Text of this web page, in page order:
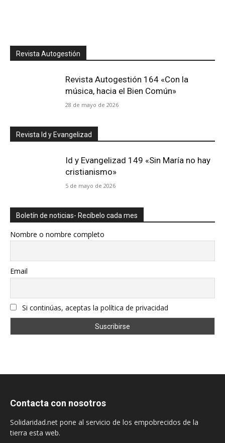
Revista Autogestión
Revista Autogestión 164 «Con la
música, hacia el Bien Común»
28 de mayo de 2026
Revista Id y Evangelizad
Id y Evangelizad 149 «Sin María no hay
cristianismo»
5 de mayo de 2026
Boletín de noticias- Recíbelo cada mes
Nombre o nombre completo
Email
Si continúas, aceptas la política de privacidad
Contacta con nosotros
Solidaridad.net pone al servicio de los empobrecidos de la
tierra esta web.